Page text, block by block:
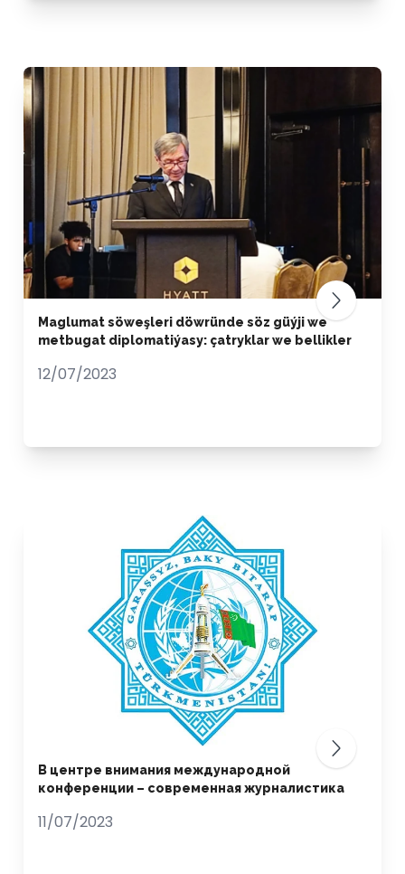
Maglumat söweşleri döwründe söz güýji we
metbugat diplomatiýasy: çatryklar we bellikler
12/07/2023
В центре внимания международной
конференции – современная журналистика
11/07/2023